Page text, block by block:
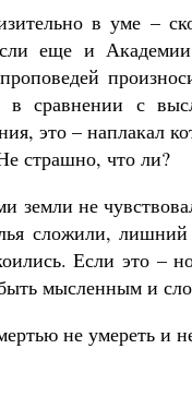
в уме –
еще и
в сравнении с
это – наплакал
страшно, что ли?
земли не
сложили,
Если это –
мысленным и
не умереть и